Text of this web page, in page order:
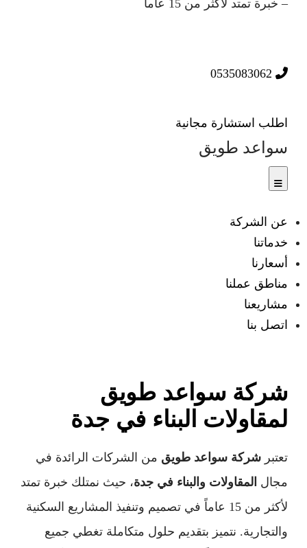
– خبرة تمتد لأكثر من 15 عاماً
اطلب استشارة مجانية
سواعد طويق
عن الشركة
خدماتنا
أسعارنا
مناطق عملنا
مشاريعنا
اتصل بنا
شركة سواعد طويق
لمقاولات البناء في جدة
تعتبر شركة سواعد طويق من الشركات الرائدة في
مجال المقاولات والبناء في جدة، حيث نمتلك خبرة تمتد
لأكثر من 15 عاماً في تصميم وتنفيذ المشاريع السكنية
والتجارية. نتميز بتقديم حلول متكاملة تغطي جميع